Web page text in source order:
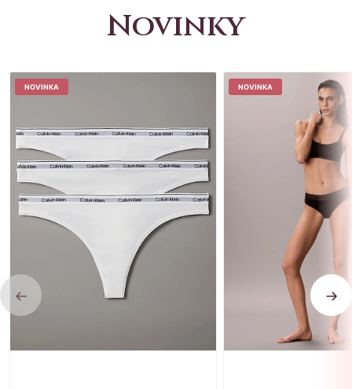
Novinky
NOVINKA NOVINKA
Previous